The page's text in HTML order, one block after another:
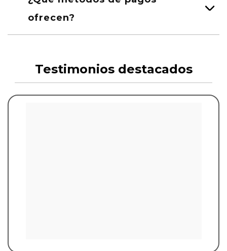
ofrecen?
Testimonios destacados